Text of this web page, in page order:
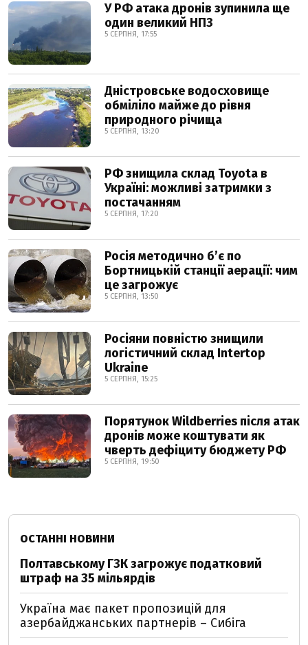
У РФ атака дронів зупинила ще
один великий НПЗ
5 СЕРПНЯ, 17:55
Дністровське водосховище
обміліло майже до рівня
природного річища
5 СЕРПНЯ, 13:20
РФ знищила склад Toyota в
Україні: можливі затримки з
постачанням
5 СЕРПНЯ, 17:20
Росія методично б’є по
Бортницькій станції аерації: чим
це загрожує
5 СЕРПНЯ, 13:50
Росіяни повністю знищили
логістичний склад Intertop
Ukraine
5 СЕРПНЯ, 15:25
Порятунок Wildberries після атак
дронів може коштувати як
чверть дефіциту бюджету РФ
5 СЕРПНЯ, 19:50
ОСТАННІ НОВИНИ
Полтавському ГЗК загрожує податковий
штраф на 35 мільярдів
Україна має пакет пропозицій для
азербайджанських партнерів – Сибіга